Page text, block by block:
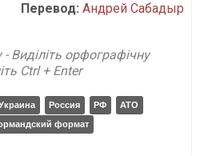
Перевод: Андрей Сабадыр
Виділіть орфографічну
Ctrl + Enter
Россия РФ
АТО
формат